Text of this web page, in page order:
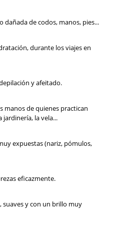
dañada de codos, manos, pies...
durante los viajes en
y afeitado.
manos de quienes practican
jardinería, la vela...
expuestas (nariz, pómulos,
eficazmente.
suaves y con un brillo muy